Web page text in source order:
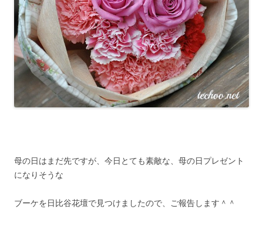
母の日はまだ先ですが、今日とても素敵な、母の日プレゼント
になりそうな
ブーケを日比谷花壇で見つけましたので、ご報告します＾＾